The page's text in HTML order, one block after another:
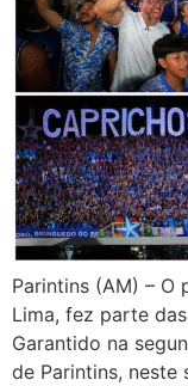
Parintins (AM) – O
Lima, fez parte
Garantido na
de Parintins, neste